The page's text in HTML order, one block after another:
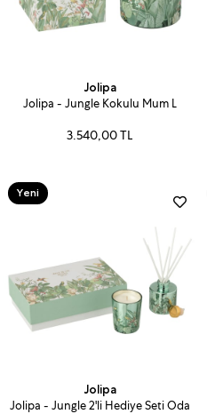
Jolipa
Jolipa - Jungle Kokulu Mum L
3.540,00 TL
Jolipa
Jolipa - Jungle 2'li Hediye Seti Oda
Yeni